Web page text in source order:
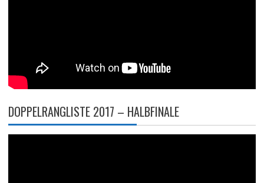
DOPPELRANGLISTE 2017 – HALBFINALE